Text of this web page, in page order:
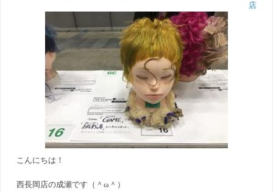
店
こんにちは！
西長岡店の成瀬です（＾ω＾）